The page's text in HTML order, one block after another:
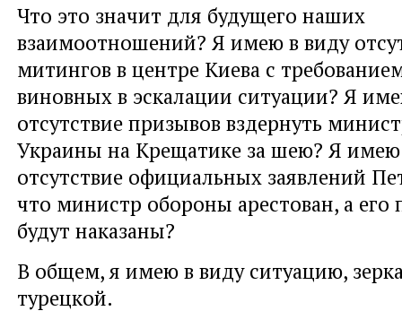
Что это значит для будущего наших
взаимоотношений? Я имею в виду
митингов в центре Киева с
виновных в эскалации ситуации? Я
отсутствие призывов вздернуть
Украины на Крещатике за шею? Я имею
отсутствие официальных заявлений
что министр обороны арестован, а его
будут наказаны?
В общем, я имею в виду ситуацию,
турецкой.